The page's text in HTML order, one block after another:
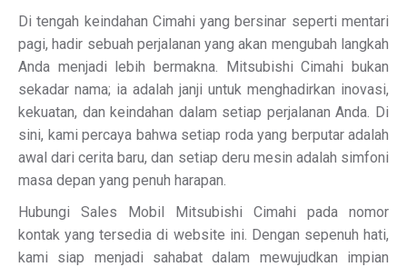
Di tengah keindahan Cimahi yang bersinar seperti mentari
pagi, hadir sebuah perjalanan yang akan mengubah langkah
Anda menjadi lebih bermakna. Mitsubishi Cimahi bukan
sekadar nama; ia adalah janji untuk menghadirkan inovasi,
kekuatan, dan keindahan dalam setiap perjalanan Anda. Di
sini, kami percaya bahwa setiap roda yang berputar adalah
awal dari cerita baru, dan setiap deru mesin adalah simfoni
masa depan yang penuh harapan.
Hubungi Sales Mobil Mitsubishi Cimahi pada nomor
kontak yang tersedia di website ini. Dengan sepenuh hati,
kami siap menjadi sahabat dalam mewujudkan impian